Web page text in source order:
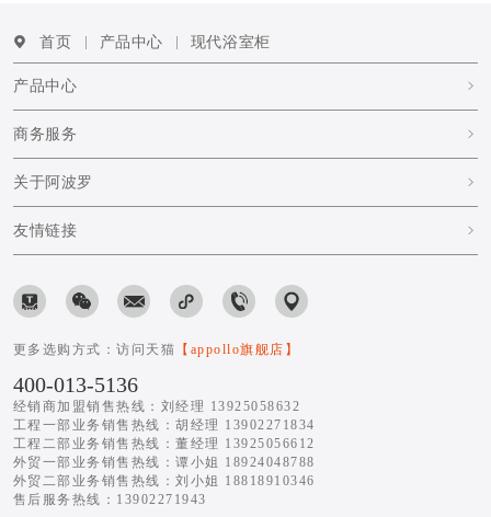
首页 产品中心 现代浴室柜
产品中心
商务服务
关于阿波罗
友情链接
更多选购方式：访问天猫 【appollo旗舰店】
400-013-5136
经销商加盟销售热线：刘经理 13925058632
工程一部业务销售热线：胡经理 13902271834
工程二部业务销售热线：董经理 13925056612
外贸一部业务销售热线：谭小姐 18924048788
外贸二部业务销售热线：刘小姐 18818910346
售后服务热线：13902271943